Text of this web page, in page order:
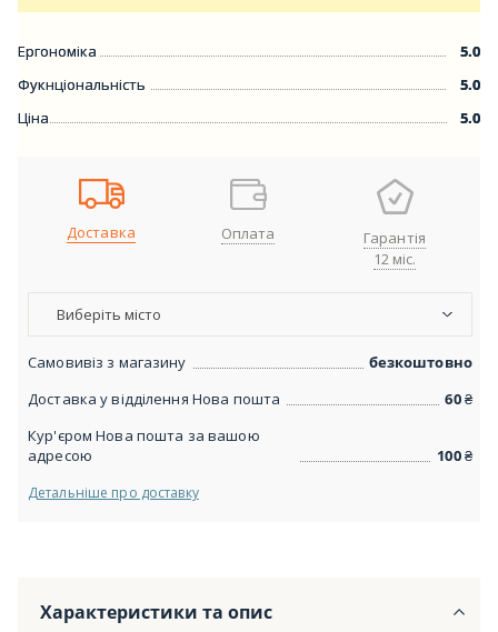
Ергономіка
5.0
Фукнціональність
5.0
Ціна
5.0
Доставка Оплата
Гарантія
12 міс.
Виберіть місто
Самовивіз з магазину
безкоштовно
Доставка у відділення Нова пошта
60₴
Кур'єром Нова пошта за вашою
адресою
100₴
Детальніше про доставку
Характеристики та опис